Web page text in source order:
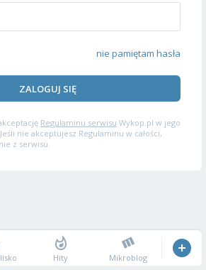
nie pamiętam hasła
ZALOGUJ SIĘ
Regulaminu serwisu Wykop.pl w jego
nie akceptujesz Regulaminu w całości,
z serwisu.
Hity Mikroblog